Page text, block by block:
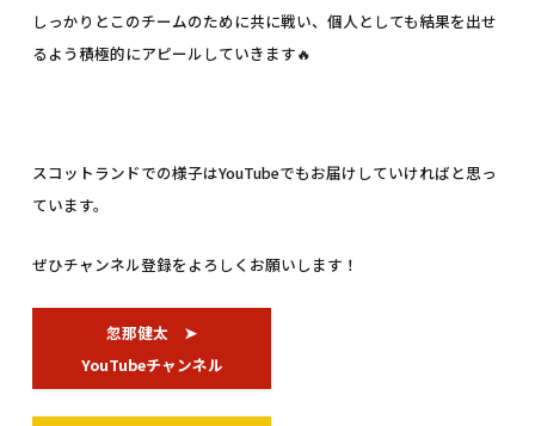
しっかりとこのチームのために共に戦い、個人としても結果を出せ
るよう積極的にアピールしていきます🔥
スコットランドでの様子はYouTubeでもお届けしていければと思っ
ています。
ぜひチャンネル登録をよろしくお願いします！
忽那健太 ➤
YouTubeチャンネル